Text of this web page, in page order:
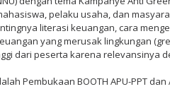
pelaku usaha, dan
literasi keuangan, cara
yang merusak lingkungan
dari peserta karena relevansinya
Pembukaan BOOTH APU-PPT